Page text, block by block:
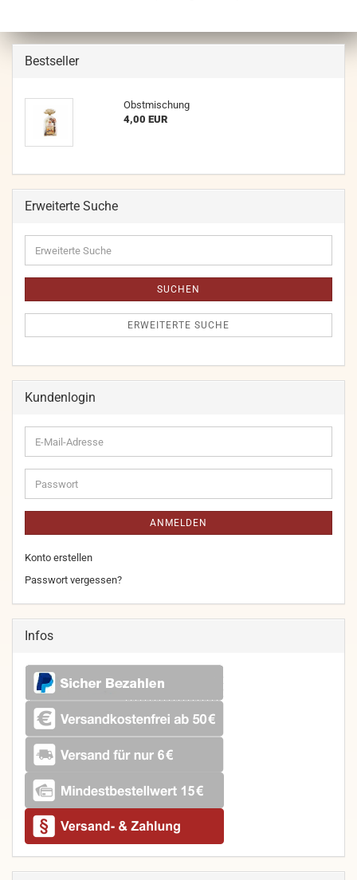
Bestseller
Obstmischung
4,00 EUR
Erweiterte Suche
Suche
SUCHEN
ERWEITERTE SUCHE
Kundenlogin
E-
Mail-
Adresse
Passwort
ANMELDEN
Konto erstellen
Passwort vergessen?
Infos